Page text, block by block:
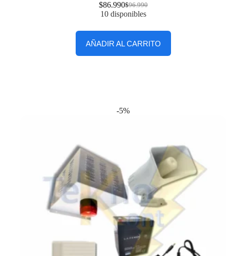
$96.990
$86.990
10 disponibles
AÑADIR AL CARRITO
-5%